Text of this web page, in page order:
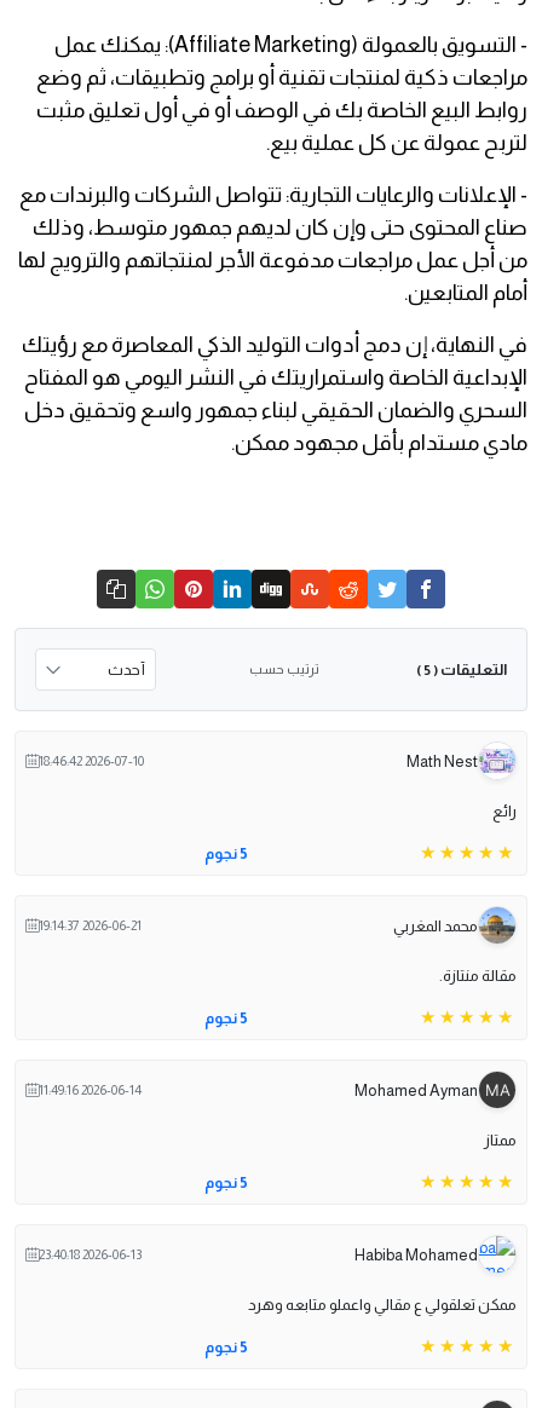
- التسويق بالعمولة (Affiliate Marketing): يمكنك عمل
مراجعات ذكية لمنتجات تقنية أو برامج وتطبيقات، ثم وضع
روابط البيع الخاصة بك في الوصف أو في أول تعليق مثبت
لتربح عمولة عن كل عملية بيع.
- الإعلانات والرعايات التجارية: تتواصل الشركات والبرندات مع
صناع المحتوى حتى وإن كان لديهم جمهور متوسط، وذلك
من أجل عمل مراجعات مدفوعة الأجر لمنتجاتهم والترويج لها
أمام المتابعين.
في النهاية، إن دمج أدوات التوليد الذكي المعاصرة مع رؤيتك
الإبداعية الخاصة واستمراريتك في النشر اليومي هو المفتاح
السحري والضمان الحقيقي لبناء جمهور واسع وتحقيق دخل
مادي مستدام بأقل مجهود ممكن.
التعليقات ( 5 ) ترتيب حسب
Math Nest
2026-07-10 18:46:42
رائع
5 نجوم
محمد المغربي 2026-06-21 19:14:37
مقالة منتازة.
5 نجوم
Mohamed Ayman
2026-06-14 11:49:16
ممتاز
5 نجوم
Habiba Mohamed
2026-06-13 23:40:18
ممكن تعلقولي ع مقالي واعملو متابعه وهرد
5 نجوم